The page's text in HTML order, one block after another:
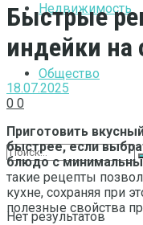
Недвижимость
Общество
Нет результатов
Быстрые
индейки на
18.07.2025
0 0
Приготовить
быстрее, если
блюдо с
такие рецепты
кухне, сохраняя при
полезные свойства